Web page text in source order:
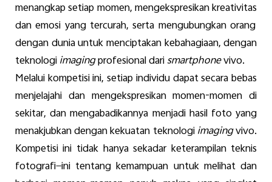
menangkapsetiapmomen,mengekspresikankreativitas
danemosi yang tercurah,serta mengubungkanorang
denganduniauntukmenciptakankebahagiaan,dengan
teknologiimagingprofesionaldarismartphonevivo.
Melaluikompetisiini,setiapindividudapatsecarabebas
menjelajahidan mengekspresikan momen-momen di
sekitar, danmengabadikannya menjadi hasil fotoyang
menakjubkandengankekuatan teknologiimagingvivo.
Kompetisi ini tidak hanya sekadar keterampilan teknis
fotografi—ini tentang kemampuan untuk melihatdan